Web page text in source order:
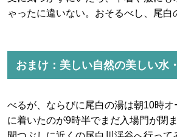
ゃったに違いない。おそるべし、尾白
おまけ：美しい自然の美しい水
べるが、ならびに尾白の湯は朝10時
に着いたのが9時半でまだ入場門が閉